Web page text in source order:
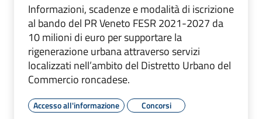
Informazioni, scadenze e modalità di iscrizione
al bando del PR Veneto FESR 2021-2027 da
10 milioni di euro per supportare la
rigenerazione urbana attraverso servizi
localizzati nell’ambito del Distretto Urbano del
Commercio roncadese.
Accesso all'informazione
Concorsi